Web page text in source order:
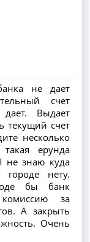
не дает
счет
Выдает
текущий счет
несколько
ерунда
не знаю куда
нету.
бы банк
за
А закрыть
Очень